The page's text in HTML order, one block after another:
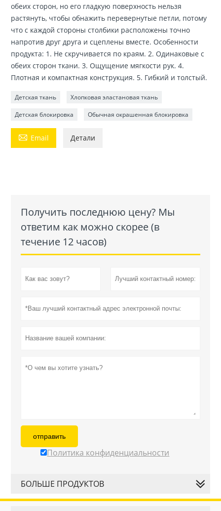
обеих сторон, но его гладкую поверхность нельзя
растянуть, чтобы обнажить перевернутые петли, потому
что с каждой стороны столбики расположены точно
напротив друг друга и сцеплены вместе. Особенности
продукта: 1. Не скручивается по краям. 2. Одинаковые с
обеих сторон ткани. 3. Ощущение мягкости рук. 4.
Плотная и компактная конструкция. 5. Гибкий и толстый.
Детская ткань Хлопковая эластановая ткань
Детская блокировка Обычная окрашенная блокировка
 Email Детали
Получить последнюю цену? Мы
ответим как можно скорее (в
течение 12 часов)
отправить
Политика конфиденциальности
БОЛЬШЕ ПРОДУКТОВ